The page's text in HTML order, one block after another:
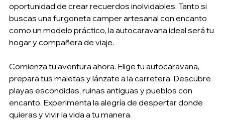
oportunidad de crear recuerdos inolvidables. Tanto si
buscas una furgoneta camper artesanal con encanto
como un modelo práctico, la autocaravana ideal será tu
hogar y compañera de viaje.
Comienza tu aventura ahora. Elige tu autocaravana,
prepara tus maletas y lánzate a la carretera. Descubre
playas escondidas, ruinas antiguas y pueblos con
encanto. Experimenta la alegría de despertar donde
quieras y vivir la vida a tu manera.